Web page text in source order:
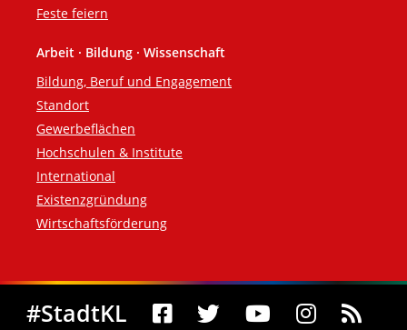
Feste feiern
Arbeit · Bildung · Wissenschaft
Bildung, Beruf und Engagement
Standort
Gewerbeflächen
Hochschulen & Institute
International
Existenzgründung
Wirtschaftsförderung
Social Media
#StadtKL